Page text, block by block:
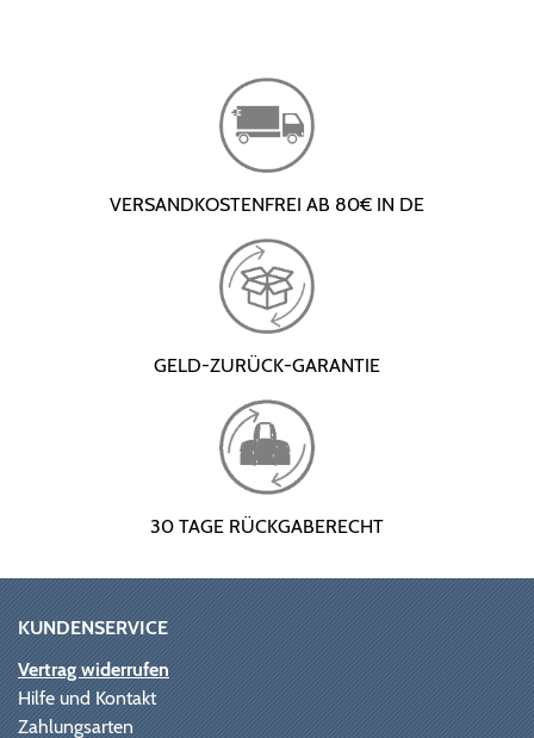
VERSANDKOSTENFREI AB 80€ IN DE
GELD-ZURÜCK-GARANTIE
30 TAGE RÜCKGABERECHT
KUNDENSERVICE
Vertrag widerrufen
Hilfe und Kontakt
Zahlungsarten